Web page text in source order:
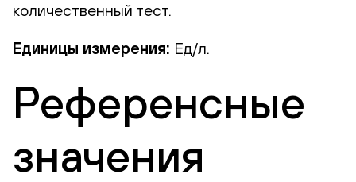
количественный тест.
Единицы измерения: Ед/л.
Референсные
значения